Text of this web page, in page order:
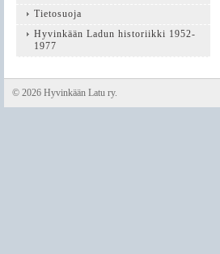
Tietosuoja
Hyvinkään Ladun historiikki 1952-
1977
© 2026 Hyvinkään Latu ry.